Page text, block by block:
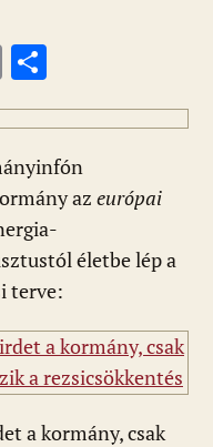
Pr
in
t
ss
za
m
e
g
az európai
életbe lép a
terve:
a kormány, csak